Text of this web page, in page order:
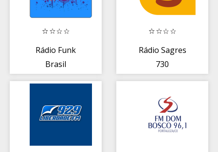
Rádio Funk
Brasil
Rádio Sagres
730